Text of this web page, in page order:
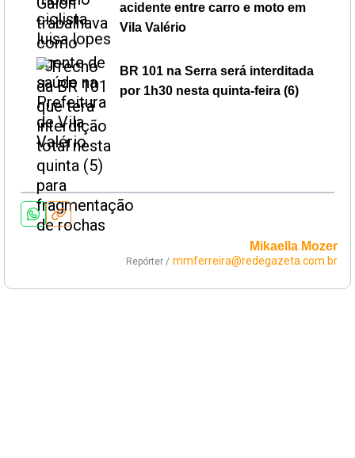
acidente entre carro e moto em
Vila Valério
BR 101 na Serra será interditada
por 1h30 nesta quinta-feira (6)
Mikaella Mozer
Repórter / mmferreira@redegazeta.com.br